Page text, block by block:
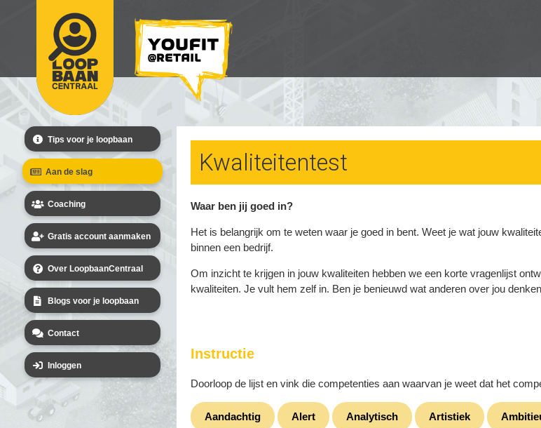
Tips voor je loopbaan
Aan de slag
Coaching
Gratis account aanmaken
Over LoopbaanCentraal
Blogs voor je loopbaan
Contact
Inloggen
Kwaliteitentest
Waar ben jij goed in?
Het is belangrijk om te weten waar je goed in bent. Weet je wat jouw
binnen een bedrijf.
Om inzicht te krijgen in jouw kwaliteiten hebben we een korte vragenlijst
kwaliteiten. Je vult hem zelf in. Ben je benieuwd wat anderen over jou
Instructie
Doorloop de lijst en vink die competenties aan waarvan je weet dat het
Aandachtig Alert Analytisch Artistiek